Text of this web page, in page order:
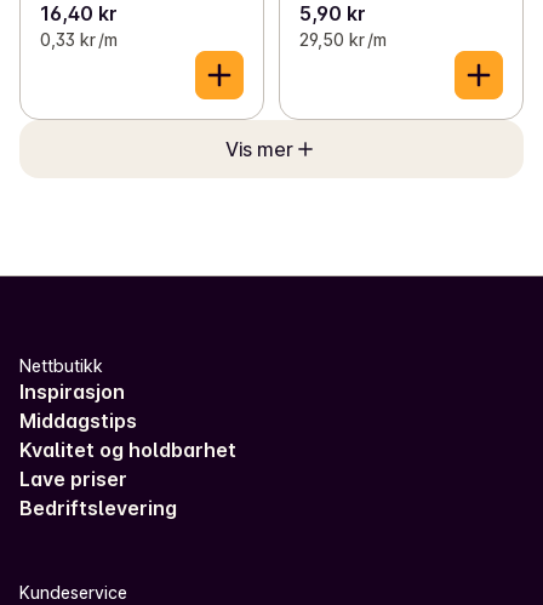
16,40 kr
0,33 kr /m
5,90 kr
29,50 kr /m
Vis mer
Nettbutikk
Inspirasjon
Middagstips
Kvalitet og holdbarhet
Lave priser
Bedriftslevering
Kundeservice